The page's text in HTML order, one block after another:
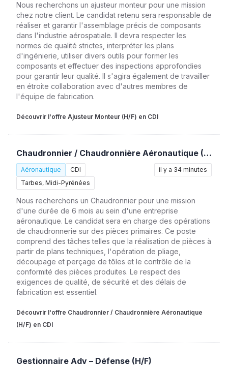
Nous recherchons un ajusteur monteur pour une mission
chez notre client. Le candidat retenu sera responsable de
réaliser et garantir l'assemblage précis de composants
dans l'industrie aérospatiale. Il devra respecter les
normes de qualité strictes, interpréter les plans
d'ingénierie, utiliser divers outils pour former les
composants et effectuer des inspections approfondies
pour garantir leur qualité. Il s'agira également de travailler
en étroite collaboration avec d'autres membres de
l'équipe de fabrication.
Découvrir l'offre Ajusteur Monteur (H/F) en CDI
Chaudronnier / Chaudronnière Aéronautique (H/F)
Aéronautique
CDI
Tarbes, Midi-Pyrénées
il y a 34 minutes
Nous recherchons un Chaudronnier pour une mission
d'une durée de 6 mois au sein d'une entreprise
aéronautique. Le candidat sera en charge des opérations
de chaudronnerie sur des pièces primaires. Ce poste
comprend des tâches telles que la réalisation de pièces à
partir de plans techniques, l'opération de pliage,
découpage et perçage de tôles et le contrôle de la
conformité des pièces produites. Le respect des
exigences de qualité, de sécurité et des délais de
fabrication est essentiel.
Découvrir l'offre Chaudronnier / Chaudronnière Aéronautique
(H/F) en CDI
Gestionnaire Adv – Défense (H/F)